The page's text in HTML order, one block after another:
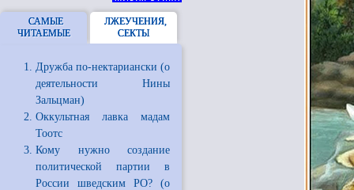
САМЫЕ
ЧИТАЕМЫЕ
ЛЖЕУЧЕНИЯ,
СЕКТЫ
Дружба по-нектариански (о
деятельности Нины
Зальцман)
Оккультная лавка мадам
Тоотс
Кому нужно создание
политической партии в
России шведским РО? (о